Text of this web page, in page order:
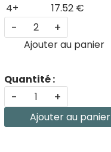
4+
17.52 €
- +
Ajouter au panier
Quantité :
- +
Ajouter au panier